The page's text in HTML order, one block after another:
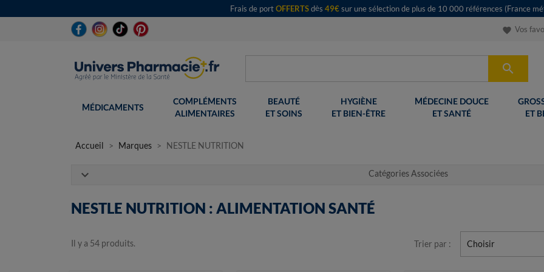
Frais de portOFFERTSdès 49€sur une sélection de plus de 10 000 références (France
favorite Vos

MÉDICAMENTS
COMPLÉMENTS
ALIMENTAIRES
BEAUTÉ
ET SOINS
HYGIÈNE
ET BIEN-ÊTRE
MÉDECINE DOUCE
ET SANTÉ
ET
Accueil Marques NESTLE NUTRITION
expand_more Catégories Associées
NESTLE NUTRITION : ALIMENTATION SANTÉ
Il y a 54 produits. Trier par : Choisir